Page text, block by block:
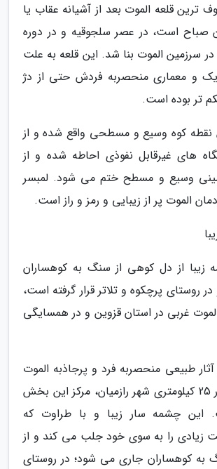
ترین قلعه الموت بعد از آشیانه عقاب یا
است، در عصر سلجوقیه و در دوره
سرزمین الموت بنا شد. این قلعه به علت
و معماری منحصربه فردش حتی از دژ
تر بوده است.
نقطه کوه وسیع و مسطحی واقع شده و از
های غیرقابل نفوذی احاطه شده و از
وسیع و مسطح ختم می شود. لمبسر
الموت پر از زیبایی و رمز و راز است.
زیبا از دل کوهی از سنگ به کوهساران
روستای پرچکوه و تلاتر قرار گرفته است،
غربی در استان قزوین و در همسایگی
طبیعی منحصربه فرد و پرجاذبه الموت
غربی است که در 25 کیلومتری شهر رازمیان، مرکز این بخش
این چشمه سار زیبا و با طراوت که
زیادی را به سوی خود جلب می کند و از
به کوهساران جاری می شود؛ در روستای